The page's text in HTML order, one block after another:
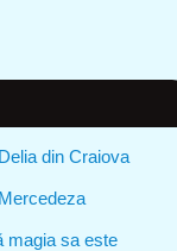
din Craiova
magia sa este